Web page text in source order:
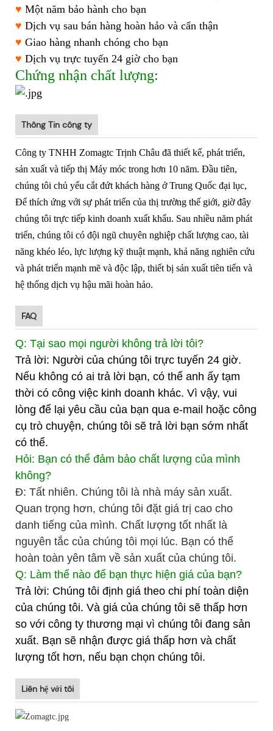
♥ Một năm bảo hành cho bạn
♥ Dịch vụ sau bán hàng hoàn hảo và cẩn thận
♥ Giao hàng nhanh chóng cho bạn
♥ Dịch vụ trực tuyến 24 giờ cho bạn
Chứng nhận chất lượng:
Thông Tin công ty
Công ty TNHH Zomagtc Trịnh Châu đã thiết kế, phát triển,
sản xuất và tiếp thị Máy móc trong hơn 10 năm. Đầu tiên,
chúng tôi chủ yếu cắt đứt khách hàng ở Trung Quốc đại lục,
Để thích ứng với sự phát triển của thị trường thế giới, giờ đây
chúng tôi trực tiếp kinh doanh xuất khẩu. Sau nhiều năm phát
triển, chúng tôi có đội ngũ chuyên nghiệp chất lượng cao, tài
năng khéo léo, lực lượng kỹ thuật mạnh, khả năng nghiên cứu
và phát triển mạnh mẽ và độc lập, thiết bị sản xuất tiên tiến và
hệ thống dịch vụ hậu mãi hoàn hảo.
FAQ
Q: Tại sao mọi người không trả lời tôi?
Trả lời: Người của chúng tôi trực tuyến 24 giờ.
Nếu không có ai trả lời bạn, có thể anh ấy tạm
thời có công việc kinh doanh khác. Vì vậy, vui
lòng để lại yêu cầu của bạn qua e-mail hoặc công
cụ trò chuyện, chúng tôi sẽ trả lời bạn sớm nhất
có thể.
Hỏi: Bạn có thể đảm bảo chất lượng của mình
không?
Đ: Tất nhiên. Chúng tôi là nhà máy sản xuất.
Quan trọng hơn, chúng tôi đặt giá trị cao cho
danh tiếng của mình. Chất lượng tốt nhất là
nguyên tắc của chúng tôi mọi lúc. Bạn có thể
hoàn toàn yên tâm về sản xuất của chúng tôi.
Q: Làm thế nào để bạn thực hiện giá của bạn?
Trả lời: Chúng tôi định giá theo chi phí toàn diện
của chúng tôi. Và giá của chúng tôi sẽ thấp hơn
so với công ty thương mại vì chúng tôi đang sản
xuất. Bạn sẽ nhận được giá thấp hơn và chất
lượng tốt hơn, nếu bạn chọn chúng tôi.
Liên hệ với tôi